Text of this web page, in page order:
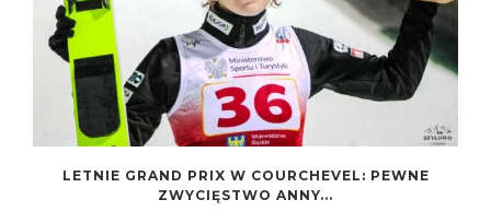
LETNIE GRAND PRIX W COURCHEVEL: PEWNE
ZWYCIĘSTWO ANNY...